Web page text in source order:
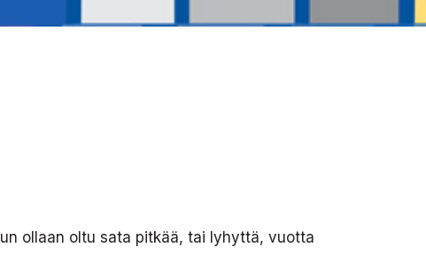
ollaan oltu sata pitkää, tai lyhyttä, vuotta